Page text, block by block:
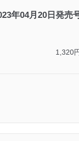
年04月20日発売
1,320